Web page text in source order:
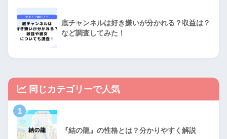
底チャンネルは好き嫌いが分かれる？収益は？
など調査してみた！
同じカテゴリーで人気
1
『結の龍』の性格とは？分かりやすく解説